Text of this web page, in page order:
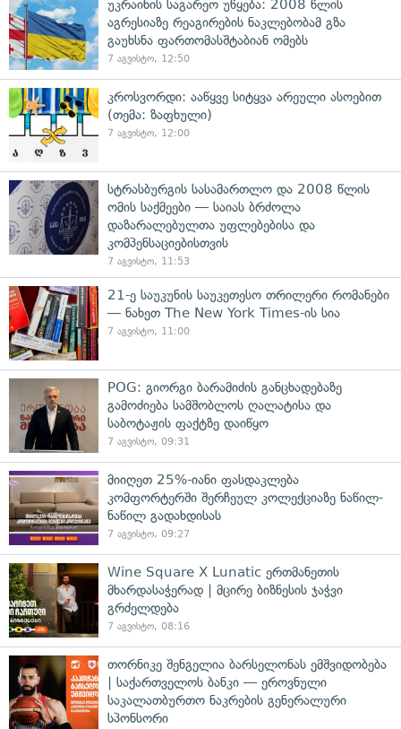
უკრაინის საგარეო უწყება: 2008 წლის
აგრესიაზე რეაგირების ნაკლებობამ გზა
გაუხსნა ფართომასშტაბიან ომებს
7 აგვისტო, 12:50
კროსვორდი: ააწყვე სიტყვა არეული ასოებით
(თემა: ზაფხული)
7 აგვისტო, 12:00
სტრასბურგის სასამართლო და 2008 წლის
ომის საქმეები — საიას ბრძოლა
დაზარალებულთა უფლებებისა და
კომპენსაციებისთვის
7 აგვისტო, 11:53
21-ე საუკუნის საუკეთესო თრილერი რომანები
— ნახეთ The New York Times-ის სია
7 აგვისტო, 11:00
POG: გიორგი ბარამიძის განცხადებაზე
გამოძიება სამშობლოს ღალატისა და
საბოტაჟის ფაქტზე დაიწყო
7 აგვისტო, 09:31
მიიღეთ 25%-იანი ფასდაკლება
კომფორტერში შერჩეულ კოლექციაზე ნაწილ-
ნაწილ გადახდისას
7 აგვისტო, 09:27
Wine Square X Lunatic ერთმანეთის
მხარდასაჭერად | მცირე ბიზნესის ჯაჭვი
გრძელდება
7 აგვისტო, 08:16
თორნიკე შენგელია ბარსელონას ემშვიდობება
| საქართველოს ბანკი — ეროვნული
საკალათბურთო ნაკრების გენერალური
სპონსორი